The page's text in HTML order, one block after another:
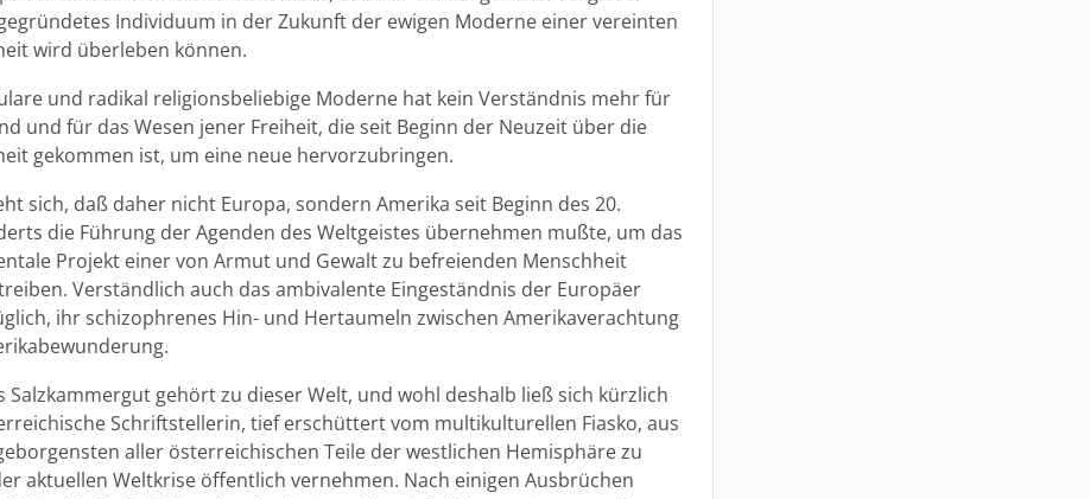
Individuum in der Zukunft der ewigen Moderne einer vereinten
wird überleben können.
und radikal religionsbeliebige Moderne hat kein Verständnis mehr für
und für das Wesen jener Freiheit, die seit Beginn der Neuzeit über die
gekommen ist, um eine neue hervorzubringen.
sich, daß daher nicht Europa, sondern Amerika seit Beginn des 20.
die Führung der Agenden des Weltgeistes übernehmen mußte, um das
Projekt einer von Armut und Gewalt zu befreienden Menschheit
Verständlich auch das ambivalente Eingeständnis der Europäer
ihr schizophrenes Hin- und Hertaumeln zwischen Amerikaverachtung
Salzkammergut gehört zu dieser Welt, und wohl deshalb ließ sich kürzlich
Schriftstellerin, tief erschüttert vom multikulturellen Fiasko, aus
aller österreichischen Teile der westlichen Hemisphäre zu
aktuellen Weltkrise öffentlich vernehmen. Nach einigen Ausbrüchen